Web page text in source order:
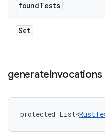
foundTests
Set
generateInvocations
protected List<